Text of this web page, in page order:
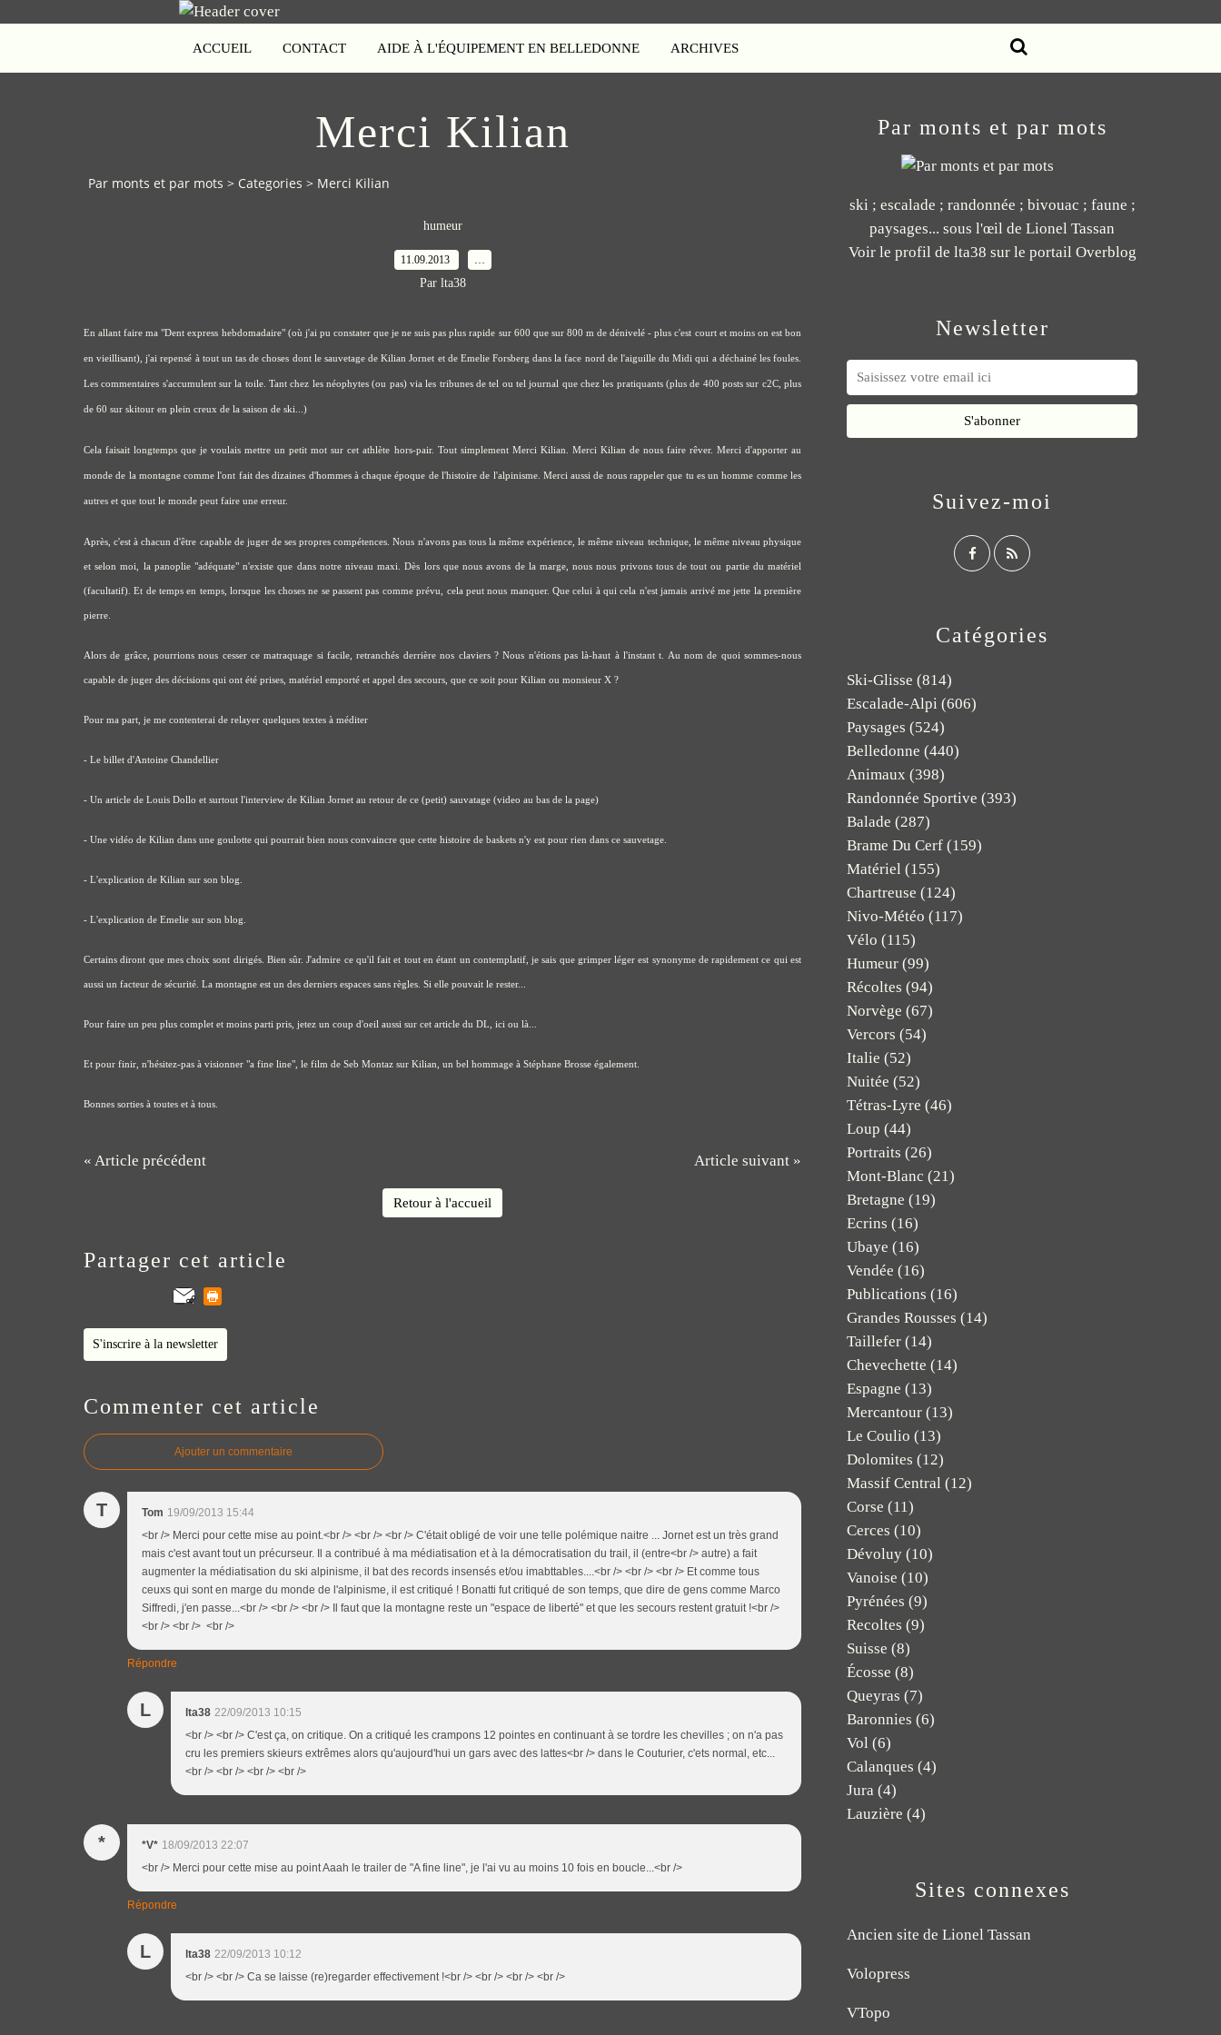
ACCUEIL CONTACT AIDE À L'ÉQUIPEMENT EN BELLEDONNE ARCHIVES
Merci Kilian
Par monts et par mots > Categories > Merci Kilian
humeur
11.09.2013
Par lta38
En allant faire ma "Dent express hebdomadaire" (où j'ai pu constater que je ne suis pas plus rapide sur 600 que sur 800 m de dénivelé - plus c'est court et moins on est bon
en vieillisant), j'ai repensé à tout un tas de choses dont le sauvetage de Kilian Jornet et de Emelie Forsberg dans la face nord de l'aiguille du Midi qui a déchainé les foules.
Les commentaires s'accumulent sur la toile. Tant chez les néophytes (ou pas) via les tribunes de tel ou tel journal que chez les pratiquants (plus de 400 posts sur c2C, plus
de 60 sur skitour en plein creux de la saison de ski...)
Cela faisait longtemps que je voulais mettre un petit mot sur cet athlète hors-pair. Tout simplement Merci Kilian. Merci Kilian de nous faire rêver. Merci d'apporter au
monde de la montagne comme l'ont fait des dizaines d'hommes à chaque époque de l'histoire de l'alpinisme. Merci aussi de nous rappeler que tu es un homme comme les
autres et que tout le monde peut faire une erreur.
Après, c'est à chacun d'être capable de juger de ses propres compétences. Nous n'avons pas tous la même expérience, le même niveau technique, le même niveau physique
et selon moi, la panoplie "adéquate" n'existe que dans notre niveau maxi. Dès lors que nous avons de la marge, nous nous privons tous de tout ou partie du matériel
(facultatif). Et de temps en temps, lorsque les choses ne se passent pas comme prévu, cela peut nous manquer. Que celui à qui cela n'est jamais arrivé me jette la première
pierre.
Alors de grâce, pourrions nous cesser ce matraquage si facile, retranchés derrière nos claviers ? Nous n'étions pas là-haut à l'instant t. Au nom de quoi sommes-nous
capable de juger des décisions qui ont été prises, matériel emporté et appel des secours, que ce soit pour Kilian ou monsieur X ?
Pour ma part, je me contenterai de relayer quelques textes à méditer
- Le billet d'Antoine Chandellier
- Un article de Louis Dollo et surtout l'interview de Kilian Jornet au retour de ce (petit) sauvatage (video au bas de la page)
- Une vidéo de Kilian dans une goulotte qui pourrait bien nous convaincre que cette histoire de baskets n'y est pour rien dans ce sauvetage.
- L'explication de Kilian sur son blog.
- L'explication de Emelie sur son blog.
Certains diront que mes choix sont dirigés. Bien sûr. J'admire ce qu'il fait et tout en étant un contemplatif, je sais que grimper léger est synonyme de rapidement ce qui est
aussi un facteur de sécurité. La montagne est un des derniers espaces sans règles. Si elle pouvait le rester...
Pour faire un peu plus complet et moins parti pris, jetez un coup d'oeil aussi sur cet article du DL ici ou là
Et pour finir, n'hésitez-pas à visionner "a fine line", le film de Seb Montaz sur Kilian , un bel hommage à Stéphane Brosse également.
Bonnes sorties à toutes et à tous.
« Article précédent Article suivant »
Retour à l'accueil
Partager cet article
S'inscrire à la newsletter
Commenter cet article
Ajouter un commentaire
T Tom 19/09/2013 15:44
<br /> Merci pour cette mise au point.<br /> <br /> <br /> C'était obligé de voir une telle polémique naitre ... Jornet est un très grand
mais c'est avant tout un précurseur. Il a contribué à ma médiatisation et à la démocratisation du trail, il (entre<br /> autre) a fait
augmenter la médiatisation du ski alpinisme, il bat des records insensés et/ou imabttables....<br /> <br /> <br /> Et comme tous
ceuxs qui sont en marge du monde de l'alpinisme, il est critiqué ! Bonatti fut critiqué de son temps, que dire de gens comme Marco
Siffredi, j'en passe...<br /> <br /> <br /> Il faut que la montagne reste un "espace de liberté" et que les secours restent gratuit !<br />
<br /> <br /> <br />
Répondre
L lta38 22/09/2013 10:15
<br /> <br /> C'est ça, on critique. On a critiqué les crampons 12 pointes en continuant à se tordre les chevilles ; on n'a pas
cru les premiers skieurs extrêmes alors qu'aujourd'hui un gars avec des lattes<br /> dans le Couturier, c'ets normal, etc...
<br /> <br /> <br /> <br />
* *V* 18/09/2013 22:07
<br /> Merci pour cette mise au point Aaah le trailer de "A fine line", je l'ai vu au moins 10 fois en boucle...<br />
Répondre
L lta38 22/09/2013 10:12
<br /> <br /> Ca se laisse (re)regarder effectivement !<br /> <br /> <br /> <br />
Newsletter
Catégories
Ski-Glisse (814)
Escalade-Alpi (606)
Paysages (524)
Belledonne (440)
Animaux (398)
Randonnée Sportive (393)
Balade (287)
Brame Du Cerf (159)
Matériel (155)
Chartreuse (124)
Nivo-Météo (117)
Vélo (115)
Humeur (99)
Récoltes (94)
Norvège (67)
Vercors (54)
Italie (52)
Nuitée (52)
Tétras-Lyre (46)
Loup (44)
Portraits (26)
Mont-Blanc (21)
Bretagne (19)
Ecrins (16)
Ubaye (16)
Vendée (16)
Publications (16)
Grandes Rousses (14)
Taillefer (14)
Chevechette (14)
Espagne (13)
Mercantour (13)
Le Coulio (13)
Dolomites (12)
Massif Central (12)
Corse (11)
Cerces (10)
Dévoluy (10)
Vanoise (10)
Pyrénées (9)
Recoltes (9)
Suisse (8)
Écosse (8)
Queyras (7)
Baronnies (6)
Vol (6)
Calanques (4)
Jura (4)
Lauzière (4)
Par monts et par mots
ski ; escalade ; randonnée ; bivouac ; faune ;
paysages... sous l'œil de Lionel Tassan
Voir le profil de lta38 sur le portail Overblog
Suivez-moi
Sites connexes
Ancien site de Lionel Tassan
Volopress
VTopo